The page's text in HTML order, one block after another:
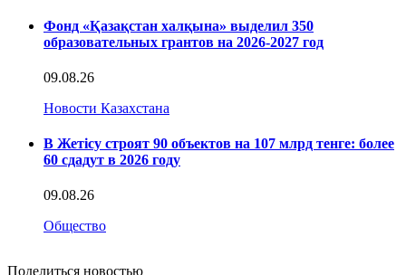
Фонд «Қазақстан халқына» выделил 350
образовательных грантов на 2026-2027 год
09.08.26
Новости Казахстана
В Жетісу строят 90 объектов на 107 млрд тенге: более
60 сдадут в 2026 году
09.08.26
Общество
Поделиться новостью